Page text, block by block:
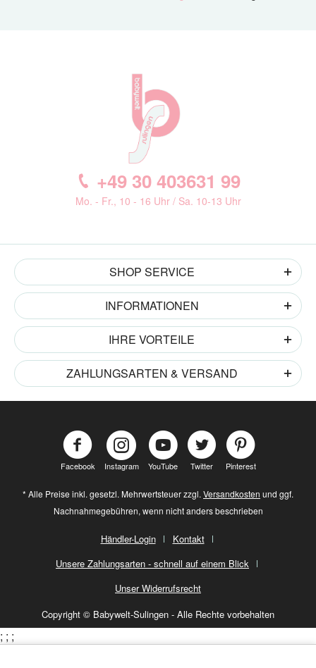
+49 30 403631 99
Mo. - Fr., 10 - 16 Uhr / Sa. 10-13 Uhr
SHOP SERVICE
INFORMATIONEN
IHRE VORTEILE
ZAHLUNGSARTEN & VERSAND
Facebook Instagram YouTube Twitter Pinterest
* Alle Preise inkl. gesetzl. Mehrwertsteuer zzgl. Versandkosten und ggf.
Nachnahmegebühren, wenn nicht anders beschrieben
Händler-Login
Kontakt
Unsere Zahlungsarten - schnell auf einem Blick
Unser Widerrufsrecht
Copyright © Babywelt-Sulingen - Alle Rechte vorbehalten
; ; ;